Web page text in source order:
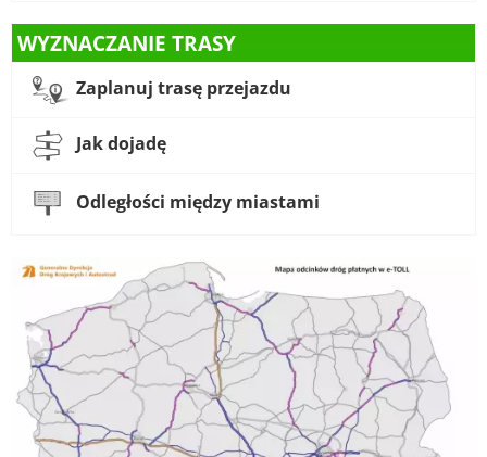
WYZNACZANIE TRASY
Zaplanuj trasę przejazdu
Jak dojadę
Odległości między miastami